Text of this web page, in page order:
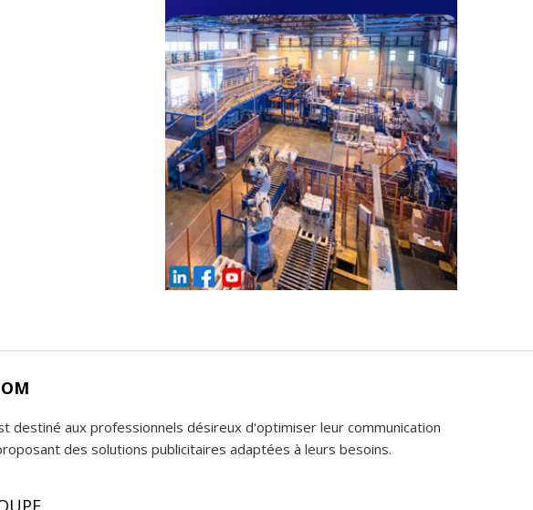
destiné aux professionnels désireux d'optimiser leur communication
des solutions publicitaires adaptées à leurs besoins.